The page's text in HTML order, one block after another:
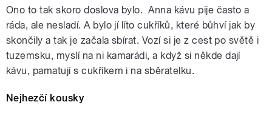
Ono to tak skoro doslova bylo. Anna kávu pije často a
ráda, ale nesladí. A bylo jí líto cukříků, které bůhví jak by
skončily a tak je začala sbírat. Vozí si je z cest po světě i
tuzemsku, myslí na ni kamarádi, a když si někde dají
kávu, pamatují s cukříkem i na sběratelku.
Nejhezčí kousky